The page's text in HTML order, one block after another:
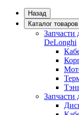
Назад
Каталог товаров
Запчасти
DeLonghi
Запчасти